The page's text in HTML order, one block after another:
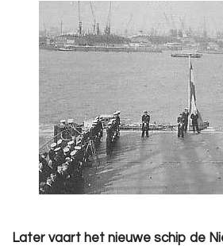
Later vaart het nieuwe schip de